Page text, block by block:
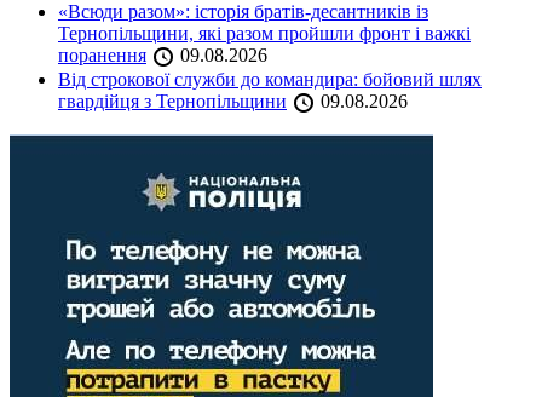
«Всюди разом»: історія братів-десантників із
Тернопільщини, які разом пройшли фронт і важкі
поранення
09.08.2026
Від строкової служби до командира: бойовий шлях
гвардійця з Тернопільщини
09.08.2026